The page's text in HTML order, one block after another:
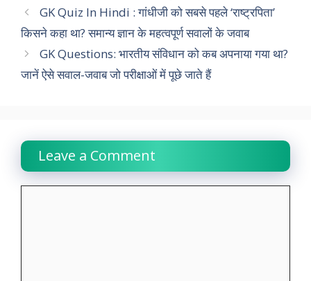
e
b
o
o
t
s
A
p
t
t
e
r
k
e
d
I
e
g
r
a
y
L
i
n
r
e
GK Quiz In Hindi : गांधीजी को सबसे पहले ‘राष्ट्रपिता’
किसने कहा था? समान्य ज्ञान के महत्वपूर्ण सवालों के जवाब
GK Questions: भारतीय संविधान को कब अपनाया गया था?
जानें ऐसे सवाल-जवाब जो परीक्षाओं में पूछे जाते हैं
Leave a Comment